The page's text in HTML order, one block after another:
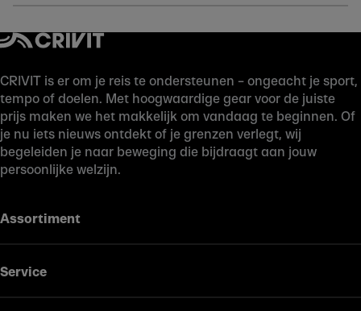
CRIVIT is er om je reis te ondersteunen – ongeacht je sport,
tempo of doelen. Met hoogwaardige gear voor de juiste
prijs maken we het makkelijk om vandaag te beginnen. Of
je nu iets nieuws ontdekt of je grenzen verlegt, wij
begeleiden je naar beweging die bijdraagt aan jouw
persoonlijke welzijn.
Assortiment
Service